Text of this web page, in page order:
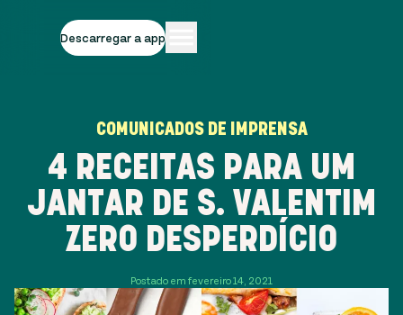
Descarregar a app
COMUNICADOS DE IMPRENSA
4 RECEITAS PARA UM
JANTAR DE S. VALENTIM
ZERO DESPERDÍCIO
Postado em fevereiro 14, 2021